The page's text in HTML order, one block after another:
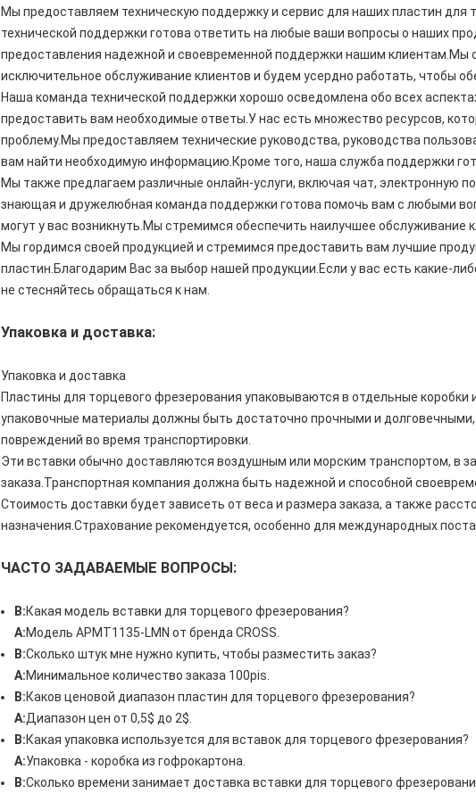
Мы предоставляем техническую поддержку и сервис для наших пластин для
технической поддержки готова ответить на любые ваши вопросы о наших
предоставления надежной и своевременной поддержки нашим клиентам.Мы
исключительное обслуживание клиентов и будем усердно работать, чтобы
Наша команда технической поддержки хорошо осведомлена обо всех
предоставить вам необходимые ответы.У нас есть множество ресурсов,
проблему.Мы предоставляем технические руководства, руководства
вам найти необходимую информацию.Кроме того, наша служба поддержки
Мы также предлагаем различные онлайн-услуги, включая чат, электронную
знающая и дружелюбная команда поддержки готова помочь вам с любыми
могут у вас возникнуть.Мы стремимся обеспечить наилучшее обслуживание
Мы гордимся своей продукцией и стремимся предоставить вам лучшие
пластин.Благодарим Вас за выбор нашей продукции.Если у вас есть какие-
не стесняйтесь обращаться к нам.
Упаковка и доставка:
Упаковка и доставка
Пластины для торцевого фрезерования упаковываются в отдельные
упаковочные материалы должны быть достаточно прочными и
повреждений во время транспортировки.
Эти вставки обычно доставляются воздушным или морским транспортом, в
заказа.Транспортная компания должна быть надежной и способной
Стоимость доставки будет зависеть от веса и размера заказа, а также
назначения.Страхование рекомендуется, особенно для международных
ЧАСТО ЗАДАВАЕМЫЕ ВОПРОСЫ:
В:Какая модель вставки для торцевого фрезерования?
А:Модель APMT1135-LMN от бренда CROSS.
В:Сколько штук мне нужно купить, чтобы разместить заказ?
А:Минимальное количество заказа 100pis.
В:Каков ценовой диапазон пластин для торцевого фрезерования?
А:Диапазон цен от 0,5$ до 2$.
В:Какая упаковка используется для вставок для торцевого фрезерования?
А:Упаковка - коробка из гофрокартона.
В:Сколько времени занимает доставка вставки для торцевого